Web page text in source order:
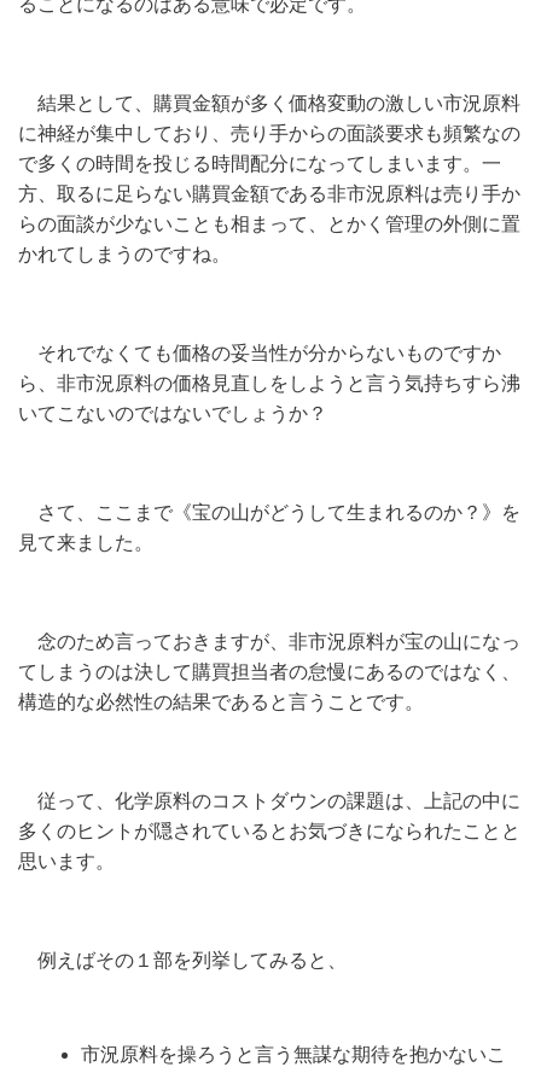
ることになるのはある意味で必定です。
結果として、購買金額が多く価格変動の激しい市況原料
に神経が集中しており、売り手からの面談要求も頻繁なの
で多くの時間を投じる時間配分になってしまいます。一
方、取るに足らない購買金額である非市況原料は売り手か
らの面談が少ないことも相まって、とかく管理の外側に置
かれてしまうのですね。
それでなくても価格の妥当性が分からないものですか
ら、非市況原料の価格見直しをしようと言う気持ちすら沸
いてこないのではないでしょうか？
さて、ここまで《宝の山がどうして生まれるのか？》を
見て来ました。
念のため言っておきますが、非市況原料が宝の山になっ
てしまうのは決して購買担当者の怠慢にあるのではなく、
構造的な必然性の結果であると言うことです。
従って、化学原料のコストダウンの課題は、上記の中に
多くのヒントが隠されているとお気づきになられたことと
思います。
例えばその１部を列挙してみると、
市況原料を操ろうと言う無謀な期待を抱かないこ